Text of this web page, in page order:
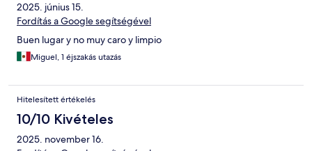
2025. június 15.
Fordítás a Google segítségével
Buen lugar y no muy caro y limpio
Miguel, 1 éjszakás utazás
Hitelesített értékelés
10/10 Kivételes
2025. november 16.